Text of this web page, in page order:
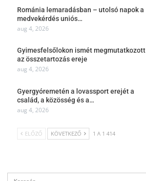
Románia lemaradásban – utolsó napok a
medvekérdés uniós…
aug 4, 2026
Gyimesfelsőlokon ismét megmutatkozott
az összetartozás ereje
aug 4, 2026
Gyergyóremetén a lovassport erejét a
család, a közösség és a…
aug 4, 2026
ELŐZŐ KÖVETKEZŐ 1 A 1 414